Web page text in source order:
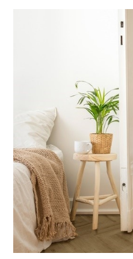
OVERIGE PRODUCTEN